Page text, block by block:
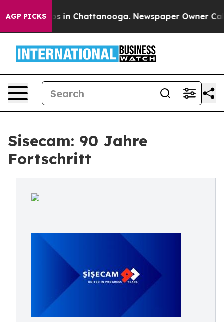
AGP PICKS
Chaos in Chattanooga. Newspaper Owner Calls
Sisecam: 90 Jahre
Fortschritt